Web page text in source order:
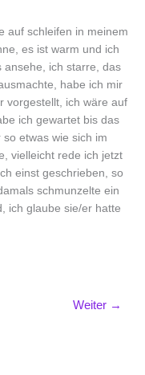
auf schleifen in meinem
es ist warm und ich
ansehe, ich starre, das
habe ich mir
vorgestellt, ich wäre auf
ich gewartet bis das
etwas wie sich im
vielleicht rede ich jetzt
einst geschrieben, so
schmunzelte ein
ich glaube sie/er hatte
Weiter →